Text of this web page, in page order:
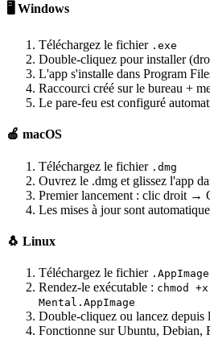
🖥️ Windows
Téléchargez le fichier .exe
Double-cliquez pour installer
L'app s'installe dans Program
Raccourci créé sur le bureau +
Le pare-feu est configuré
🍎 macOS
Téléchargez le fichier .dmg
Ouvrez le .dmg et glissez l'app
Premier lancement : clic droit →
Les mises à jour sont
🐧 Linux
Téléchargez le fichier .AppImage
Rendez-le exécutable : chmod
Mental.AppImage
Double-cliquez ou lancez depuis
Fonctionne sur Ubuntu, Debian,